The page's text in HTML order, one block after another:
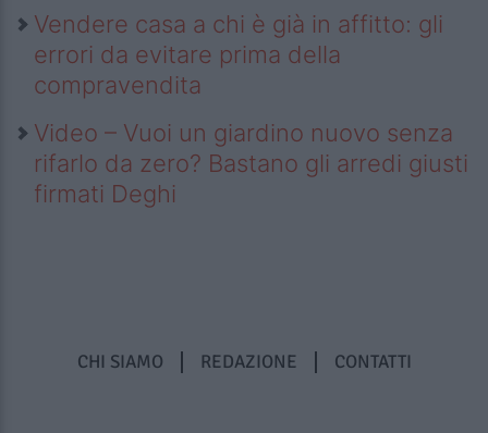
Vendere casa a chi è già in affitto: gli
errori da evitare prima della
compravendita
Video – Vuoi un giardino nuovo senza
rifarlo da zero? Bastano gli arredi giusti
firmati Deghi
CHI SIAMO REDAZIONE CONTATTI